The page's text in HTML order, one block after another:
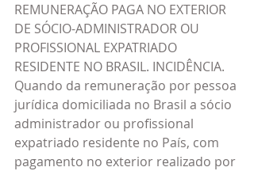
REMUNERAÇÃO PAGA NO EXTERIOR
DE SÓCIO-ADMINISTRADOR OU
PROFISSIONAL EXPATRIADO
RESIDENTE NO BRASIL. INCIDÊNCIA.
Quando da remuneração por pessoa
jurídica domiciliada no Brasil a sócio
administrador ou profissional
expatriado residente no País, com
pagamento no exterior realizado por